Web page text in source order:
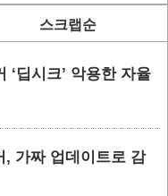
스크랩순
‘딥시크’ 악용한 자율
, 가짜 업데이트로 감